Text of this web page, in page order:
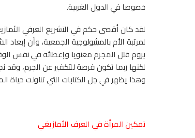
خصوصا في الدول الغربية.
لقد كان أقصى حكم في التشريع العرفي
لمرتبة الأم بالميثيولوجية الجمعية، وأن
يروم قتل المجرم معنويا وإعطائه في نفس
لكنها ربما تكون فرصة للتكفير عن الجرم،
وهذا يظهر في جل الكتابات التي تناولت حياة
تمكين المرأة في العرف الأمازيغي